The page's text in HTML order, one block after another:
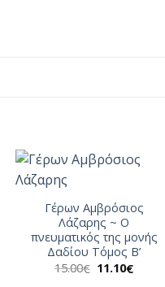
Γέρων Αμβρόσιος
Λάζαρης ~ Ο
πνευματικός της μονής
Δαδίου Τόμος Β’
15.00€ Original
11.10€Η